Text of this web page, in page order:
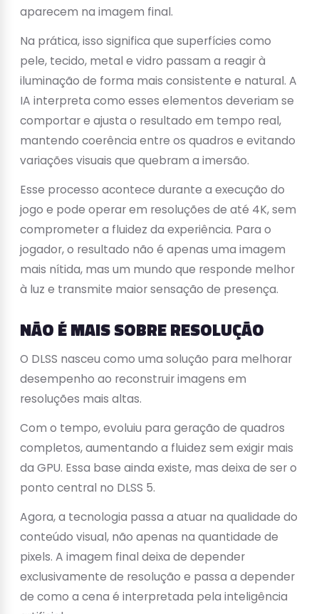
aparecem na imagem final.
Na prática, isso significa que superfícies como
pele, tecido, metal e vidro passam a reagir à
iluminação de forma mais consistente e natural. A
IA interpreta como esses elementos deveriam se
comportar e ajusta o resultado em tempo real,
mantendo coerência entre os quadros e evitando
variações visuais que quebram a imersão.
Esse processo acontece durante a execução do
jogo e pode operar em resoluções de até 4K, sem
comprometer a fluidez da experiência. Para o
jogador, o resultado não é apenas uma imagem
mais nítida, mas um mundo que responde melhor
à luz e transmite maior sensação de presença.
NÃO É MAIS SOBRE RESOLUÇÃO
O DLSS nasceu como uma solução para melhorar
desempenho ao reconstruir imagens em
resoluções mais altas.
Com o tempo, evoluiu para geração de quadros
completos, aumentando a fluidez sem exigir mais
da GPU. Essa base ainda existe, mas deixa de ser o
ponto central no DLSS 5.
Agora, a tecnologia passa a atuar na qualidade do
conteúdo visual, não apenas na quantidade de
pixels. A imagem final deixa de depender
exclusivamente de resolução e passa a depender
de como a cena é interpretada pela inteligência